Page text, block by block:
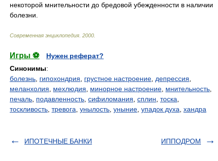
некоторой мнительности до бредовой убежденности в наличии
болезни.
Современная энциклопедия 2000
Игры ⚽
Нужен реферат?
Синонимы:
болезнь гипохондрия грустное настроение депрессия
меланхолия
мехлюдия минорное настроение мнительность
печаль подавленность сифиломания сплин тоска
тоскливость тревога унылость уныние упадок духа хандра
ИПОТЕЧНЫЕ БАНКИ ИППОДРОМ